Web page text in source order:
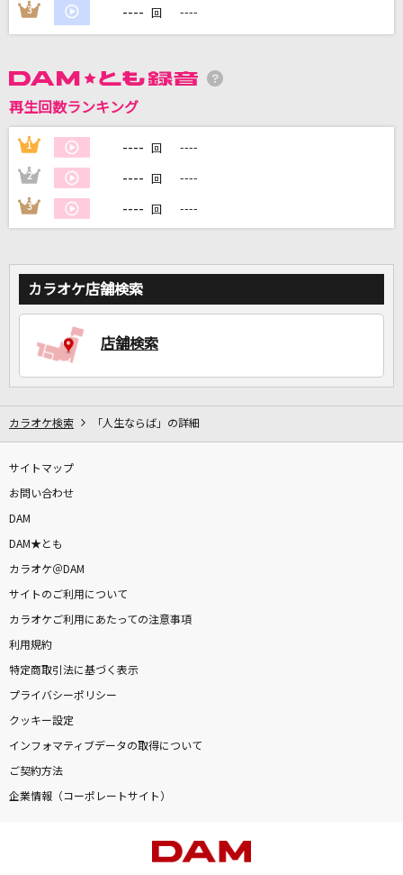
カラオケ最新情報をチェック！
3 ---- 回 ----
再生回数ランキング
1 ---- 回 ----
2 ---- 回 ----
3 ---- 回 ----
カラオケ店舗検索
店舗検索
カラオケ検索 「人生ならば」の詳細
サイトマップ
お問い合わせ
DAM
DAM★とも
カラオケ＠DAM
サイトのご利用について
カラオケご利用にあたっての注意事項
利用規約
特定商取引法に基づく表示
プライバシーポリシー
クッキー設定
インフォマティブデータの取得について
ご契約方法
企業情報（コーポレートサイト）